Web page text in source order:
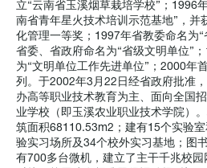
立“云南省玉溪烟草栽培学校”；1996
南省青年星火技术培训示范基地”，并
化管理一等奖；1997年省教委命名为
省委、省政府命名为“省级文明单位”
为“文明单位工作先进单位”；2000年
列。于2002年3月22日经省政府批准
办高等职业技术教育为主、面向全国
业学校（即玉溪农业职业技术学院）
筑面积68110.53m2；建有15个实验
验实习场所及34个校外实习基地；图
有700多台微机，建立了主干千兆校园